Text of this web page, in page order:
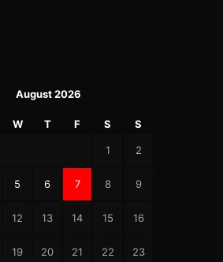
August 2026
W T F S S
1 2
5 6 7 8 9
12 13 14 15 16
19 20 21 22 23